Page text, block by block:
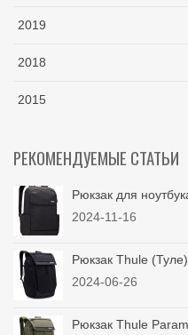
2019
2018
2015
РЕКОМЕНДУЕМЫЕ СТАТЬИ
Рюкзак для
2024-11-16
Рюкзак Thule
2024-06-26
Рюкзак Thule